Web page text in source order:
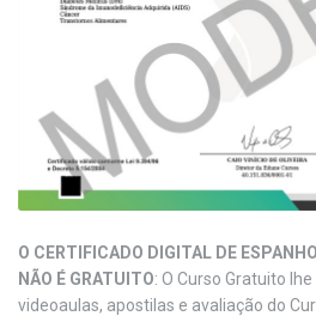
O CERTIFICADO DIGITAL DE
NÃO É GRATUITO: O Curso Gratuito
videoaulas, apostilas e avaliação do